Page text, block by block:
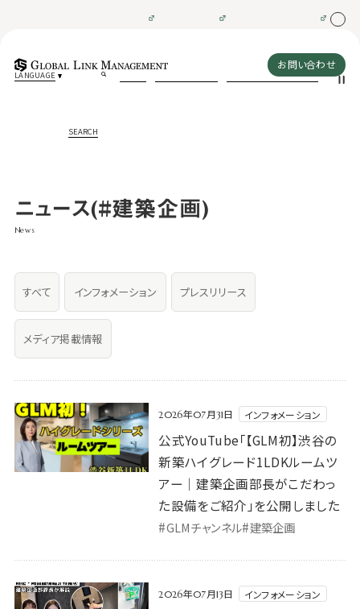
LANGUAGE
SEARCH
お問い合わせ
ニュース(#建築企画)
News
2026年07月31日 インフォメーション
公式YouTube「【GLM初】渋谷の
新築ハイグレード1LDKルームツ
アー｜建築企画部長がこだわっ
た設備をご紹介」を公開しました
#GLMチャンネル#建築企画
2026年07月13日 インフォメーション
すべて インフォメーション プレスリリース
メディア掲載情報